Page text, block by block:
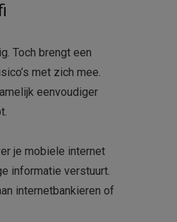
Toch brengt een
met zich mee.
eenvoudiger
je mobiele internet
informatie verstuurt.
internetbankieren of